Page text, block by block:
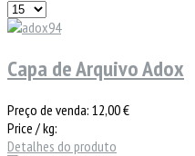
Capa de Arquivo Adox
Preço de venda: 12,00 €
Price / kg:
Detalhes do produto